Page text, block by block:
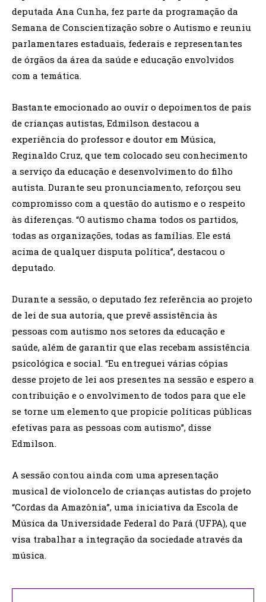
deputada Ana Cunha, fez parte da programação da
Semana de Conscientização sobre o Autismo e reuniu
parlamentares estaduais, federais e representantes
de órgãos da área da saúde e educação envolvidos
com a temática.
Bastante emocionado ao ouvir o depoimentos de pais
de crianças autistas, Edmilson destacou a
experiência do professor e doutor em Música,
Reginaldo Cruz, que tem colocado seu conhecimento
a serviço da educação e desenvolvimento do filho
autista. Durante seu pronunciamento, reforçou seu
compromisso com a questão do autismo e o respeito
às diferenças. “O autismo chama todos os partidos,
todas as organizações, todas as famílias. Ele está
acima de qualquer disputa política”, destacou o
deputado.
Durante a sessão, o deputado fez referência ao projeto
de lei de sua autoria, que prevê assistência às
pessoas com autismo nos setores da educação e
saúde, além de garantir que elas recebam assistência
psicológica e social. “Eu entreguei várias cópias
desse projeto de lei aos presentes na sessão e espero a
contribuição e o envolvimento de todos para que ele
se torne um elemento que propicie políticas públicas
efetivas para as pessoas com autismo”, disse
Edmilson.
A sessão contou ainda com uma apresentação
musical de violoncelo de crianças autistas do projeto
“Cordas da Amazônia”, uma iniciativa da Escola de
Música da Universidade Federal do Pará (UFPA), que
visa trabalhar a integração da sociedade através da
música.